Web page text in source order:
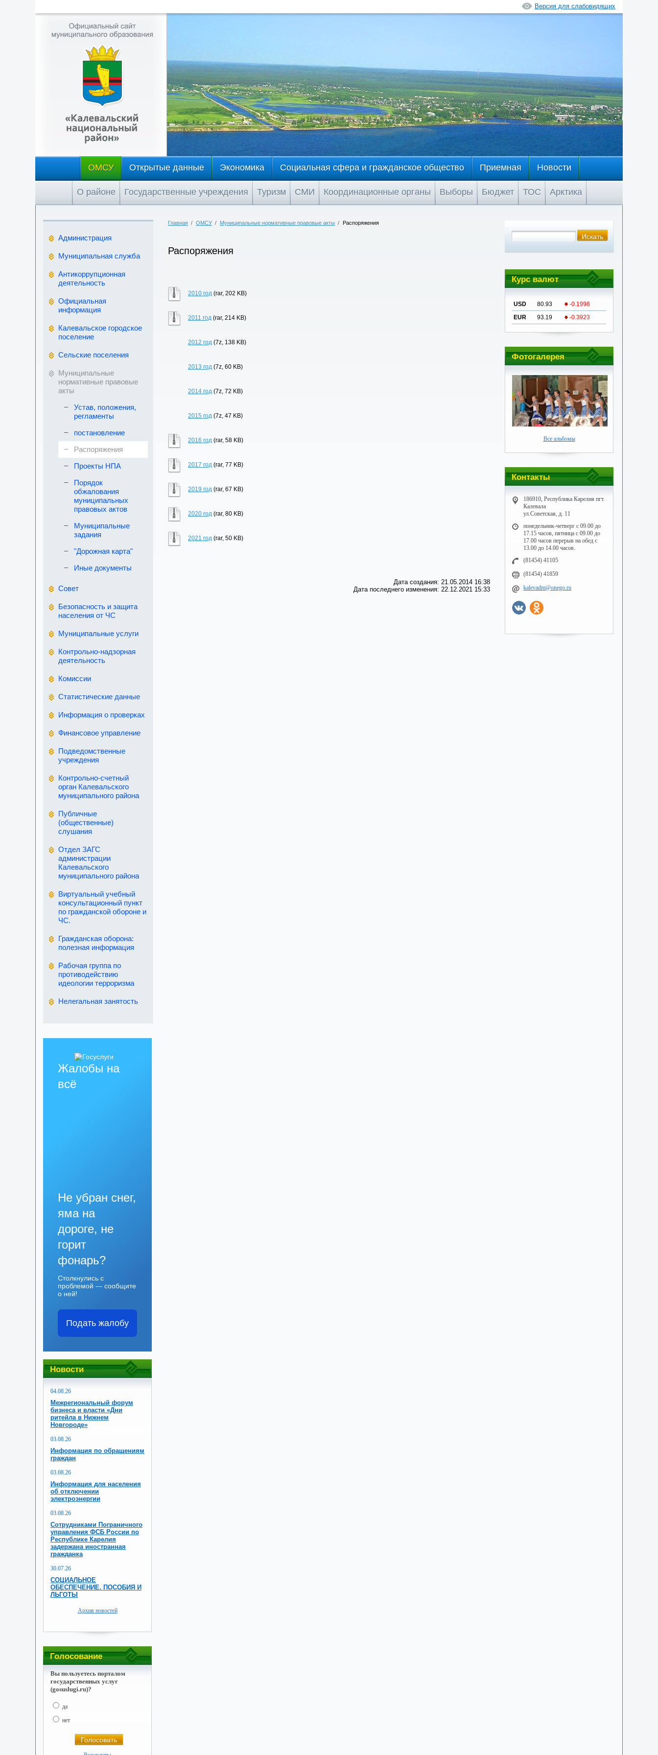
Версия для слабовидящих
ОМСУ Открытые данные Экономика Социальная сфера и гражданское общество Приемная Новости
О районе Государственные учреждения Туризм СМИ Координационные органы Выборы Бюджет ТОС Арктика
Администрация
Муниципальная служба
Антикоррупционная
деятельность
Официальная
информация
Калевальское городское
поселение
Сельские поселения
Муниципальные
нормативные правовые
акты
Устав, положения,
регламенты
постановление
Распоряжения
Проекты НПА
Порядок
обжалования
муниципальных
правовых актов
Муниципальные
задания
"Дорожная карта"
Иные документы
Совет
Безопасность и защита
населения от ЧС
Муниципальные услуги
Контрольно-надзорная
деятельность
Комиссии
Статистические данные
Информация о проверках
Финансовое управление
Подведомственные
учреждения
Контрольно-счетный
орган Калевальского
муниципального района
Публичные
(общественные)
слушания
Отдел ЗАГС
администрации
Калевальского
муниципального района
Виртуальный учебный
консультационный пункт
по гражданской обороне и
ЧС.
Гражданская оборона:
полезная информация
Рабочая группа по
противодействию
идеологии терроризма
Нелегальная занятость
Жалобы на
всё
Не убран снег,
яма на
дороге, не
горит
фонарь?
Столкнулись с
проблемой — сообщите
о ней!
Подать жалобу
Новости
04.08.26
Межрегиональный форум
бизнеса и власти «Дни
ритейла в Нижнем
Новгороде»
03.08.26
Информация по обращениям
граждан
03.08.26
Информация для населения
об отключении
электроэнергии
03.08.26
Сотрудниками Пограничного
управления ФСБ России по
Республике Карелия
задержана иностранная
гражданка
30.07.26
СОЦИАЛЬНОЕ
ОБЕСПЕЧЕНИЕ. ПОСОБИЯ И
ЛЬГОТЫ
Архив новостей
Голосование
Вы пользуетесь порталом
государственных услуг
(gosuslugi.ru)?
да
нет
Главная / ОМСУ / Муниципальные нормативные правовые акты / Распоряжения
Распоряжения
2010 год (rar, 202 KB)
2011 год (rar, 214 KB)
2012 год (7z, 138 KB)
2013 год (7z, 60 KB)
2014 год (7z, 72 KB)
2015 год (7z, 47 KB)
2016 год (rar, 58 KB)
2017 год (rar, 77 KB)
2019 год (rar, 67 KB)
2020 год (rar, 80 KB)
2021 год (rar, 50 KB)
Дата создания: 21.05.2014 16:38
Дата последнего изменения: 22.12.2021 15:33
Курс валют
USD 80.93
-0.1998
EUR
93.19 -0.3923
Фотогалерея
Все альбомы
Контакты
186910, Республика Карелия пгт.
Калевала
ул.Советская, д. 11
понедельник-четверг с 09.00 до
17.15 часов, пятница с 09.00 до
17.00 часов перерыв на обед с
13.00 до 14.00 часов.
(81454) 41105
(81454) 41859
kalevadm@onego.ru